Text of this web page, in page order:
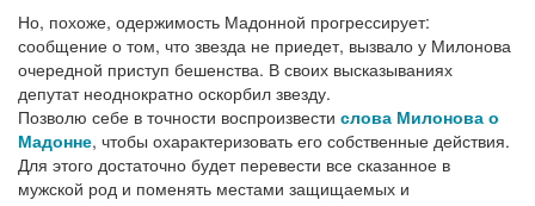
Но, похоже, одержимость Мадонной прогрессирует:
сообщение о том, что звезда не приедет, вызвало у Милонова
очередной приступ бешенства. В своих высказываниях
депутат неоднократно оскорбил звезду.
Позволю себе в точности воспроизвести слова Милонова о
Мадонне, чтобы охарактеризовать его собственные действия.
Для этого достаточно будет перевести все сказанное в
мужской род и поменять местами защищаемых и